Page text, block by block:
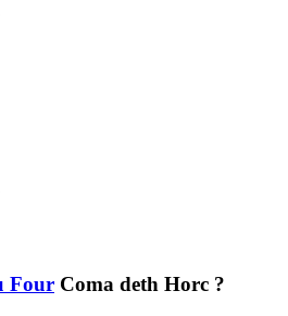
Four Coma deth Horc ?